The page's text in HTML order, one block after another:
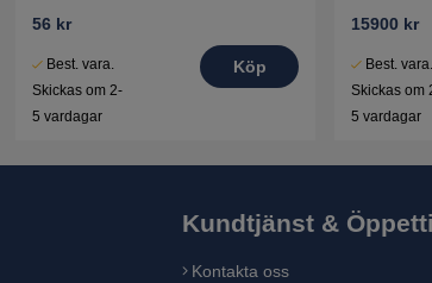
56 kr
Best. vara.
Skickas om 2-
5 vardagar
Köp
15900 kr
Best. vara.
Skickas om
5 vardagar
Kundtjänst &
Kontakta oss